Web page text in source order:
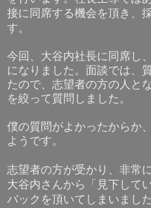
接に同席する機会を頂き、
す。
今回、大谷内社長に同席し
になりました。面談では、
たので、志望者の方の人と
を絞って質問しました。
僕の質問がよかったからか
ようです。
志望者の方が受かり、非常
大谷内さんから「見下して
バックを頂いてしまいまし